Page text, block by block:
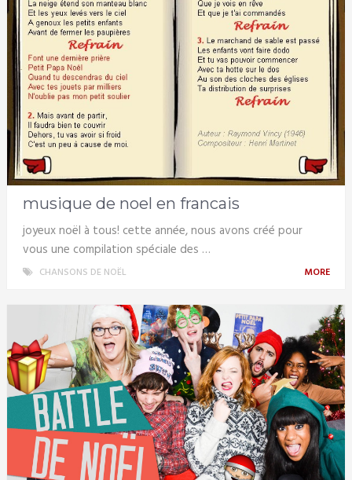
musique de noel en francais
joyeux noël à tous! cette année, nous avons créé pour
vous une compilation spéciale des …
CHANSONS DE NOËL MORE